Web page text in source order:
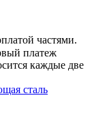
частями.
платеж
каждые две
сталь